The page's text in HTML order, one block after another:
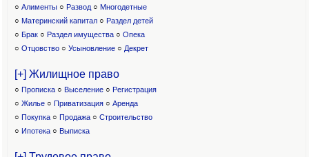
○ Алименты ○ Развод ○ Многодетные
○ Материнский капитал○ Раздел детей
○ Брак ○ Раздел имущества ○ Опека
○ Отцовство○ Усыновление ○ Декрет
[+] Жилищное право
○ Прописка ○ Выселение ○ Регистрация
○ Жилье ○ Приватизация ○ Аренда
○ Покупка ○ Продажа ○ Строительство
○ Ипотека ○ Выписка